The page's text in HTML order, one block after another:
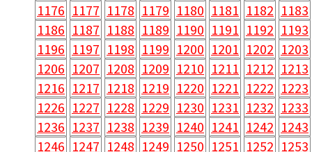
1176 1177 1178 1179 1180 1181 1182 1183
1186 1187 1188 1189 1190 1191 1192 1193
1196 1197 1198 1199 1200 1201 1202 1203
1206 1207 1208 1209 1210 1211 1212 1213
1216 1217 1218 1219 1220 1221 1222 1223
1226 1227 1228 1229 1230 1231 1232 1233
1236 1237 1238 1239 1240 1241 1242 1243
1246 1247 1248 1249 1250 1251 1252 1253